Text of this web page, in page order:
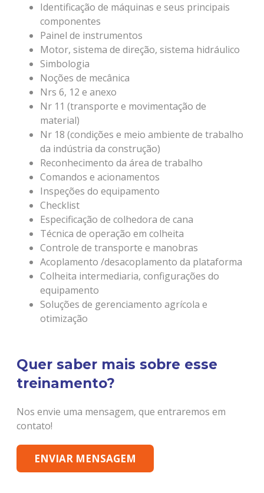
Identificação de máquinas e seus principais
componentes
Painel de instrumentos
Motor, sistema de direção, sistema hidráulico
Simbologia
Noções de mecânica
Nrs 6, 12 e anexo
Nr 11 (transporte e movimentação de
material)
Nr 18 (condições e meio ambiente de trabalho
da indústria da construção)
Reconhecimento da área de trabalho
Comandos e acionamentos
Inspeções do equipamento
Checklist
Especificação de colhedora de cana
Técnica de operação em colheita
Controle de transporte e manobras
Acoplamento /desacoplamento da plataforma
Colheita intermediaria, configurações do
equipamento
Soluções de gerenciamento agrícola e
otimização
Quer saber mais sobre esse
treinamento?
Nos envie uma mensagem, que entraremos em
contato!
ENVIAR MENSAGEM